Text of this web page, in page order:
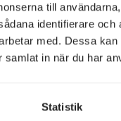
till
identifierare och
med. Dessa
in när du har
Statistik